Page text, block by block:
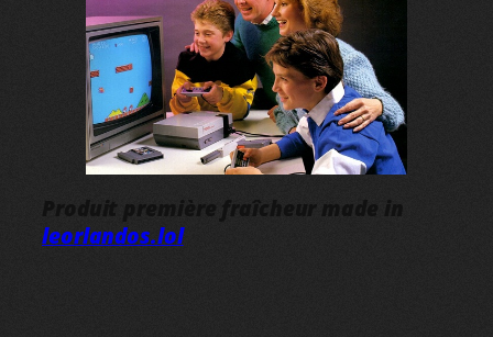
Produit première fraîcheur made in
leorlandos.lol